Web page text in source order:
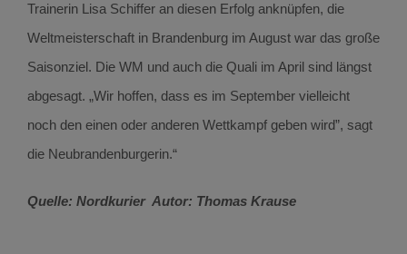
Trainerin Lisa Schiffer an diesen Erfolg anknüpfen, die
Weltmeisterschaft in Brandenburg im August war das große
Saisonziel. Die WM und auch die Quali im April sind längst
abgesagt. „Wir hoffen, dass es im September vielleicht
noch den einen oder anderen Wettkampf geben wird”, sagt
die Neubrandenburgerin.“
Quelle: Nordkurier Autor: Thomas Krause